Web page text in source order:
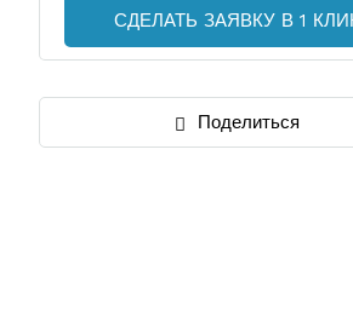
Поделиться